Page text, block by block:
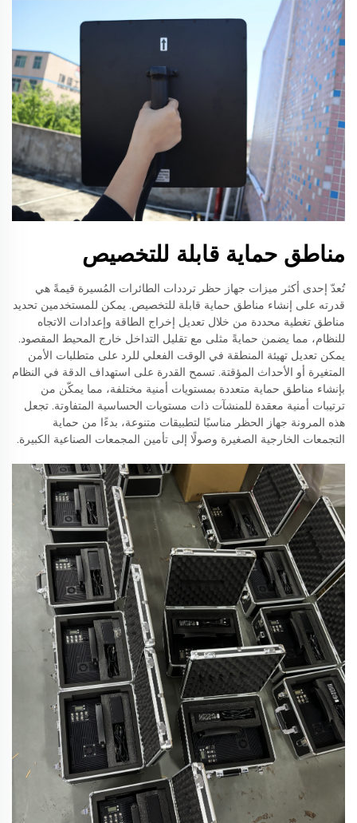
مناطق حماية قابلة للتخصيص
تُعدّ إحدى أكثر ميزات جهاز حظر ترددات الطائرات المُسيرة قيمةً هي
قدرته على إنشاء مناطق حماية قابلة للتخصيص. يمكن للمستخدمين تحديد
مناطق تغطية محددة من خلال تعديل إخراج الطاقة وإعدادات الاتجاه
للنظام، مما يضمن حمايةً مثلى مع تقليل التداخل خارج المحيط المقصود.
يمكن تعديل تهيئة المنطقة في الوقت الفعلي للرد على متطلبات الأمن
المتغيرة أو الأحداث المؤقتة. تسمح القدرة على استهداف الدقة في النظام
بإنشاء مناطق حماية متعددة بمستويات أمنية مختلفة، مما يمكّن من
ترتيبات أمنية معقدة للمنشآت ذات مستويات الحساسية المتفاوتة. تجعل
هذه المرونة جهاز الحظر مناسبًا لتطبيقات متنوعة، بدءًا من حماية
التجمعات الخارجية الصغيرة وصولًا إلى تأمين المجمعات الصناعية الكبيرة.